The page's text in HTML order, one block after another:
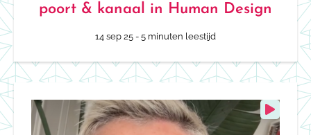
poort & kanaal in Human Design
14 sep 25 - 5 minuten leestijd